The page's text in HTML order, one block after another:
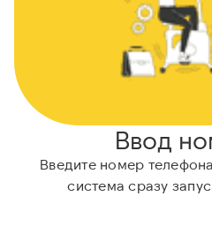
Ввод
Введите номер
система сразу